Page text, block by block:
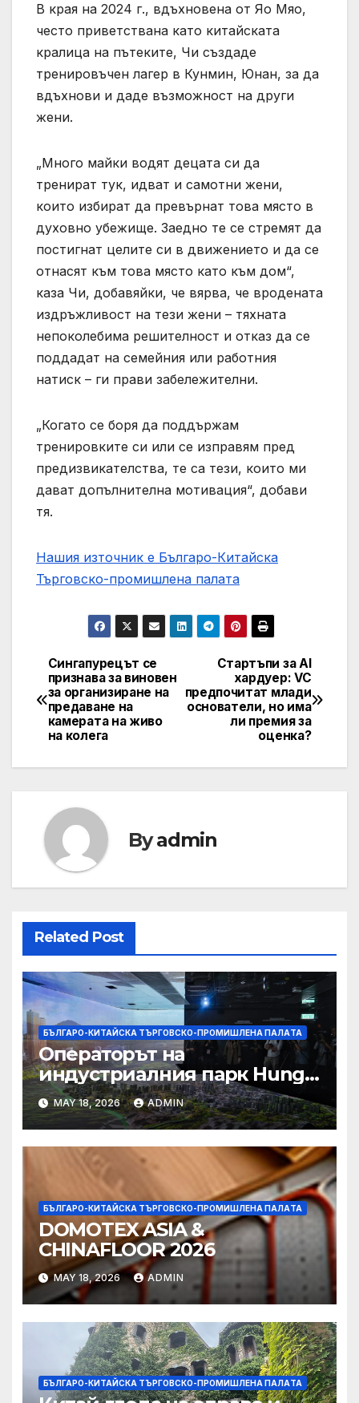
В края на 2024 г., вдъхновена от Яо Мяо,
често приветствана като китайската
кралица на пътеките, Чи създаде
тренировъчен лагер в Кунмин, Юнан, за да
вдъхнови и даде възможност на други
жени.
„Много майки водят децата си да
тренират тук, идват и самотни жени,
които избират да превърнат това място в
духовно убежище. Заедно те се стремят да
постигнат целите си в движението и да се
отнасят към това място като към дом“,
каза Чи, добавяйки, че вярва, че вродената
издръжливост на тези жени – тяхната
непоколебима решителност и отказ да се
поддадат на семейния или работния
натиск – ги прави забележителни.
„Когато се боря да поддържам
тренировките си или се изправям пред
предизвикателства, те са тези, които ми
дават допълнителна мотивация“, добави
тя.
Нашия източник е Българо-Китайска
Търговско-промишлена палaта
Post
navigation
Стартъпи за AI
хардуер: VC
предпочитат млади
основатели, но има
ли премия за
оценка?
Сингапурецът се
признава за виновен
за организиране на
предаване на
камерата на живо
на колега
Byadmin
Related Post
БЪЛГАРО-КИТАЙСКА ТЪРГОВСКО-ПРОМИШЛЕНА ПАЛAТА
Операторът на
индустриалния парк Hung
Shui Kiu разглежда
издаването на облигации,
намаляване на данъците за
фирмите
MAY 18, 2026 ADMIN
БЪЛГАРО-КИТАЙСКА ТЪРГОВСКО-ПРОМИШЛЕНА ПАЛAТА
DOMOTEX ASIA &
CHINAFLOOR 2026
MAY 18, 2026 ADMIN
БЪЛГАРО-КИТАЙСКА ТЪРГОВСКО-ПРОМИШЛЕНА ПАЛAТА